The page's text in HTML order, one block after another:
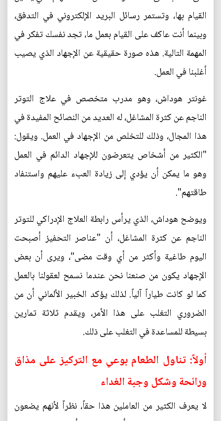
القيام بها، وتستمر رسائل البريد الإلكتروني في التدفق،
وبينما أنت عاكف على القيام بعمل ما، تجد نفسك تفكر في
المهمة التالية. هذه صورة حقيقية عن الإجهاد الذي يصيب
أغلبنا في العمل.
غونتر هوداش، وهو مدرب متخصص في علاج التوتر
الناجم عن كثرة المشاغل، له العديد من النصائح المفيدة في
هذا المجال، وذلك للتخلص من الإجهاد في العمل. ويقول:
"الكثير من أشخاص يتعرضون للإجهاد الدائم في العمل
وهو ما يمكن أن يؤدي إلى زيادة العبء عليهم واستنفاد
طاقتهم".
ويوضح هوداش، الذي يرأس رابطة العلاج الإدراكي للتوتر
الناجم عن كثرة المشاغل، أن "عناصر التحفيز أصبحت
اليوم طاغية وأكثر من أي وقت مضى"، ويرى أن بعض
الإجهاد يكون من صنعنا نحن عندما نسمح لعقولنا بالعمل
كما لو كانت طياراً آلياً. لذلك يؤكد الخبير الألماني أن من
الضروري التغلب على هذا الأمر، ويقدم ثلاثة تمارين
بسيطة للمساعدة في التغلب على ذلك.
أولاً: تناول الطعام بوعي مع التركيز على مذاق
ورائحة وشكل وجبة الغداء
لا يعرف الكثير من العاملين هذا حقاً، نظراً لأنهم يضعون